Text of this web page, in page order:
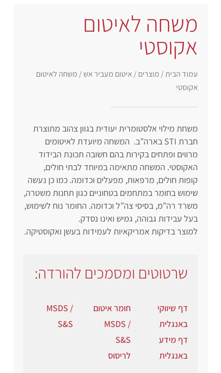
משחה לאיטום
אקוסטי
עמוד הבית/ מוצרים / איטום מעביר אש / משחה לאיטום
אקוסטי
משחת מילוי אלסטומרית יעודית בגוון צהוב מתוצרת
חברת STI בארה”ב. המשחה מיועדת לאיטומים
מרווים ופתחים בקירות בהם חשובה תכונת הבידוד
האקוסטי. המשחה מתאימה במיוחד לבתי חולים,
קופות חולים, מרפאות, מפעלים וכדומה. כמו כן נעשה
שימוש בחומר במתחמים בטחוניים כגון תחנות משטרה,
משרד רה”מ, בסיסי צה”ל וכדומה. החומר נוח לשימוש,
בעל עבידות גבוהה, גמיש ואינו נסדק.
למוצר בדיקות אמריקאיות לעמידות בעשן ואקוסטיקה.
שרטוטים ומסמכים להורדה:
דף שיווקי
באנגלית
דף מידע
באנגלית
חומר איטום
MSDS /
S&S
לריסוס
MSDS /
S&S